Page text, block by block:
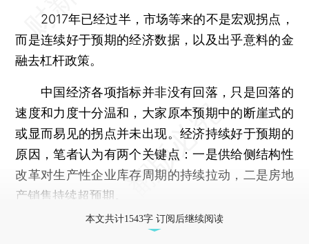
2017年已经过半，市场等来的不是宏观拐点，
而是连续好于预期的经济数据，以及出乎意料的金
融去杠杆政策。
中国经济各项指标并非没有回落，只是回落的
速度和力度十分温和，大家原本预期中的断崖式的
或显而易见的拐点并未出现。经济持续好于预期的
原因，笔者认为有两个关键点：一是供给侧结构性
改革对生产性企业库存周期的持续拉动，二是房地
产销售持续超预期。
本文共计1543字 订阅后继续阅读